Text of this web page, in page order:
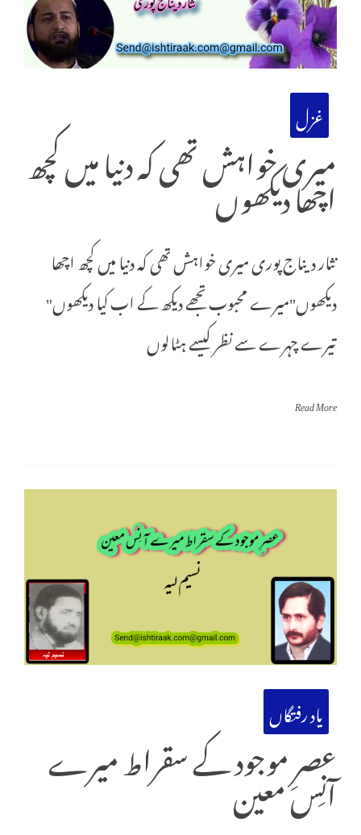
غزل
میری خواہش تھی کہ دنیا میں کچھ
اچھا دیکھوں
نثار دیناج پوری میری خواہش تھی کہ دنیا میں کچھ اچھا
دیکھوں"میرے محبوب تجھے دیکھ کے اب کیا دیکھوں"
تیرے چہرے سے نظر کیسے ہٹالوں
Read More
یاد رفتگاں
عصرِ موجود کے سقراط میرے
آنِس معین